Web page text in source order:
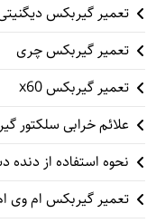
تعمیر گیربکس
تعمیر گیربکس چری
تعمیر گیربکس x60
علائم خرابی سلکتور
نحوه استفاده از
تعمیر گیربکس ام وی ام